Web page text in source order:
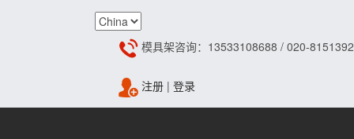
模具架咨询：13533108688 / 020-
注册 | 登录